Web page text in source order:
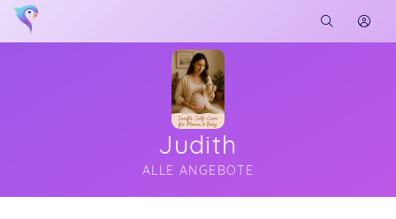
Judith
ALLE ANGEBOTE